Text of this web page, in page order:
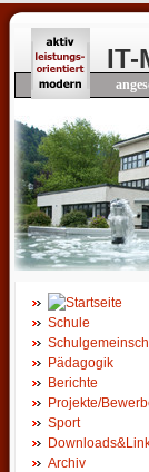
IT-
Schule
Pädagogik
Berichte
Projekte/
Sport
Archiv